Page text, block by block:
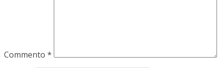
Commento *